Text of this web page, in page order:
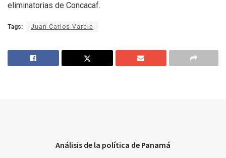
eliminatorias de Concacaf.
Tags: Juan Carlos Varela
Análisis de la política de Panamá